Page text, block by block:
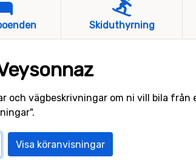
Skiduthyrning
och vägbeskrivningar om ni vill bila
Visa köranvisningar